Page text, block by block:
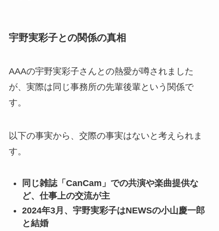
宇野実彩子との関係の真相
AAAの宇野実彩子さんとの熱愛が噂されました
が、実際は同じ事務所の先輩後輩という関係で
す。
以下の事実から、交際の事実はないと考えられま
す。
同じ雑誌「CanCam」での共演や楽曲提供な
ど、仕事上の交流が主
2024年3月、宇野実彩子はNEWSの小山慶一郎
と結婚